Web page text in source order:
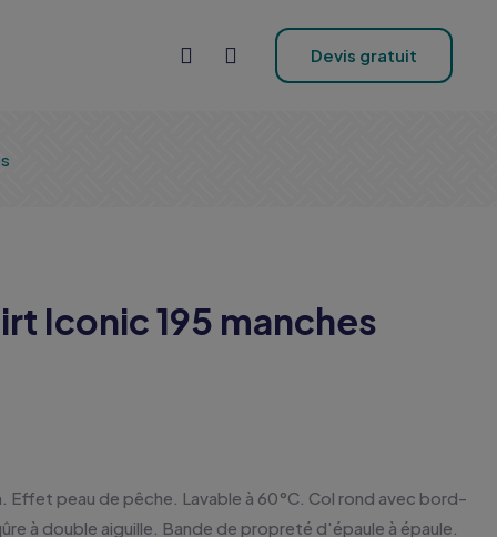
Devis gratuit
Iconic 195 manches
peau de pêche. Lavable à 60°C. Col rond avec bord-
à double aiguille. Bande de propreté d'épaule à épaule.